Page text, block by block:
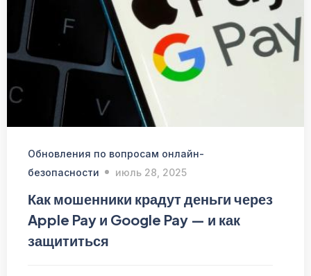
Обновления по вопросам онлайн-
безопасности
июль 28, 2025
Как мошенники крадут деньги через
Apple Pay и Google Pay — и как
защититься